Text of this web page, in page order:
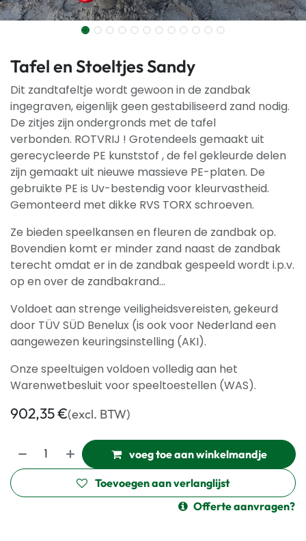
Tafel en Stoeltjes Sandy
Dit zandtafeltje wordt gewoon in de zandbak
ingegraven, eigenlijk geen gestabiliseerd zand nodig.
De zitjes zijn ondergronds met de tafel
verbonden. ROTVRIJ ! Grotendeels gemaakt uit
gerecycleerde PE kunststof , de fel gekleurde delen
zijn gemaakt uit nieuwe massieve PE-platen. De
gebruikte PE is Uv-bestendig voor kleurvastheid.
Gemonteerd met dikke RVS TORX schroeven.
Ze bieden speelkansen en fleuren de zandbak op.
Bovendien komt er minder zand naast de zandbak
terecht omdat er in de zandbak gespeeld wordt i.p.v.
op en over de zandbakrand…
Voldoet aan strenge veiligheidsvereisten, gekeurd
door TÜV SÜD Benelux (is ook voor Nederland een
aangewezen keuringsinstelling (AKI).
Onze speeltuigen voldoen volledig aan het
Warenwetbesluit voor speeltoestellen (WAS).
902,35€(excl. BTW)
voeg toe aan winkelmandje
Toevoegen aan verlanglijst
Offerte aanvragen?